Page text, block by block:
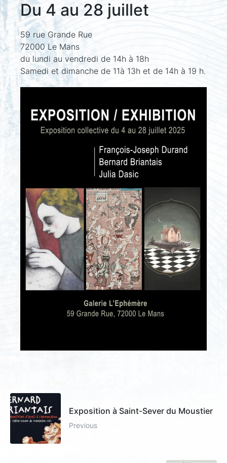
Du 4 au 28 juillet
59 rue Grande Rue
72000 Le Mans
du lundi au vendredi de 14h à 18h
Samedi et dimanche de 11à 13h et de 14h à 19 h.
Exposition à Saint-Sever du Moustier
Previous